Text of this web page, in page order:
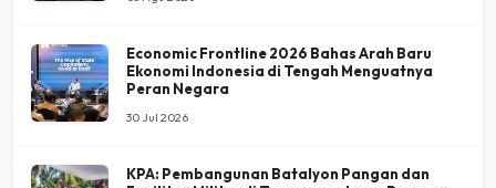
Economic Frontline 2026 Bahas Arah Baru
Ekonomi Indonesia di Tengah Menguatnya
Peran Negara
30 Jul 2026
KPA: Pembangunan Batalyon Pangan dan